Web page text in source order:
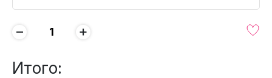
− +
Итого: